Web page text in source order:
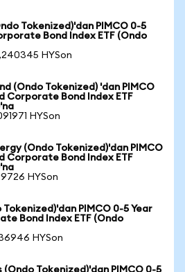
Tokenized)'dan PIMCO 0-5
Bond Index ETF (Ondo
HYSon
(Ondo Tokenized) 'dan PIMCO
Corporate Bond Index ETF
HYSon
(Ondo Tokenized)'dan PIMCO
Corporate Bond Index ETF
HYSon
PIMCO 0-5 Year
Bond Index ETF (Ondo
HYSon
(Ondo Tokenized)'dan PIMCO 0-5